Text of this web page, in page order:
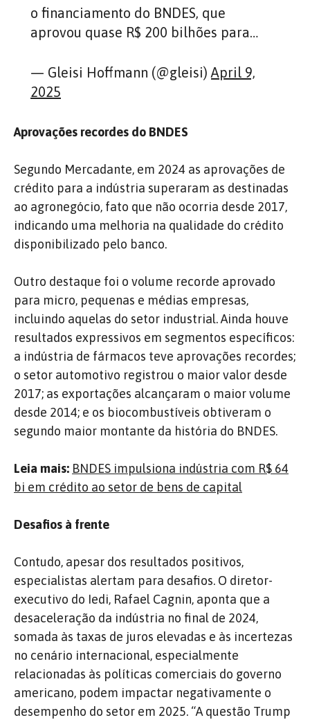
o financiamento do BNDES, que
aprovou quase R$ 200 bilhões para…
— Gleisi Hoffmann (@gleisi) April 9,
2025
Aprovações recordes do BNDES
Segundo Mercadante, em 2024 as aprovações de
crédito para a indústria superaram as destinadas
ao agronegócio, fato que não ocorria desde 2017,
indicando uma melhoria na qualidade do crédito
disponibilizado pelo banco. ​
Outro destaque foi o volume recorde aprovado
para micro, pequenas e médias empresas,
incluindo aquelas do setor industrial. Ainda houve
resultados expressivos em segmentos específicos:
a indústria de fármacos teve aprovações recordes;
o setor automotivo registrou o maior valor desde
2017; as exportações alcançaram o maior volume
desde 2014; e os biocombustíveis obtiveram o
segundo maior montante da história do BNDES.
Leia mais: BNDES impulsiona indústria com R$ 64
bi em crédito ao setor de bens de capital
Desafios à frente
Contudo, apesar dos resultados positivos,
especialistas alertam para desafios. O diretor-
executivo do Iedi, Rafael Cagnin, aponta que a
desaceleração da indústria no final de 2024,
somada às taxas de juros elevadas e às incertezas
no cenário internacional, especialmente
relacionadas às políticas comerciais do governo
americano, podem impactar negativamente o
desempenho do setor em 2025. “A questão Trump